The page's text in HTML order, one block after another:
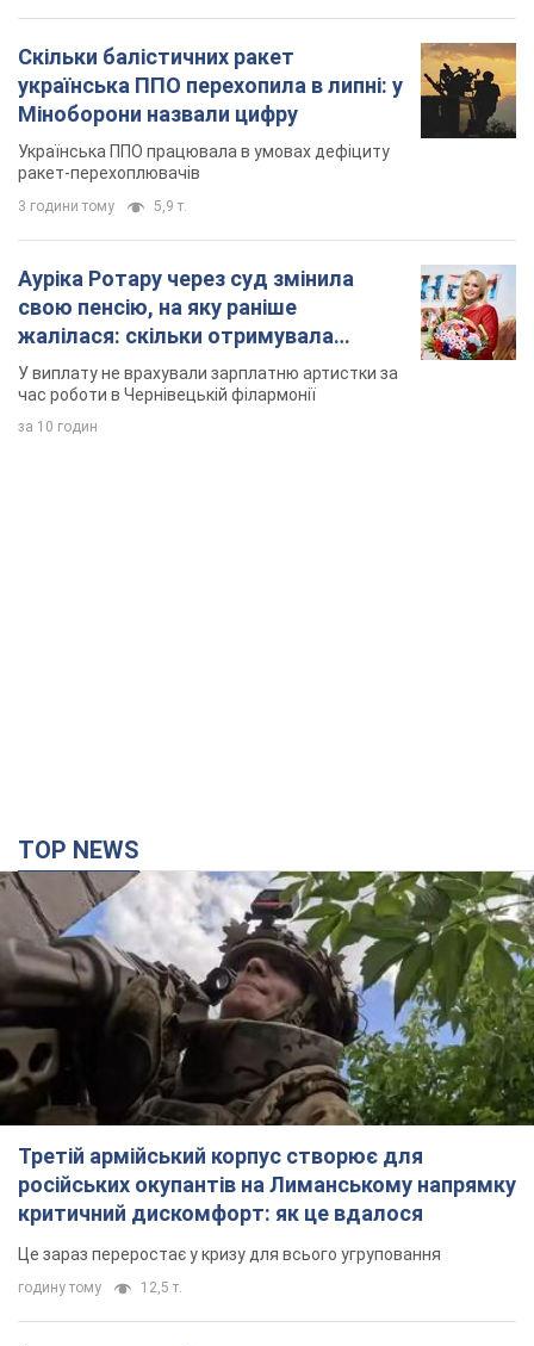
Скільки балістичних ракет
українська ППО перехопила в липні: у
Міноборони назвали цифру
Українська ППО працювала в умовах дефіциту
ракет-перехоплювачів
3 години тому 5,9 т.
Ауріка Ротару через суд змінила
свою пенсію, на яку раніше
жалілася: скільки отримувала
співачка
У виплату не врахували зарплатню артистки за
час роботи в Чернівецькій філармонії
за 10 годин
TOP NEWS
Третій армійський корпус створює для
російських окупантів на Лиманському напрямку
критичний дискомфорт: як це вдалося
Це зараз переростає у кризу для всього угруповання
годину тому 12,5 т.